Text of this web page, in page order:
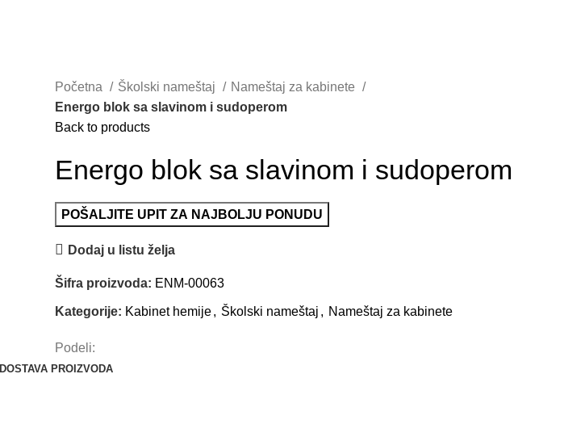
Početna Školski nameštaj
Nameštaj za kabinete
Energo blok sa slavinom i sudoperom
Back to products
Energo blok sa slavinom i sudoperom
POŠALJITE UPIT ZA NAJBOLJU PONUDU
Dodaj u listu želja
Šifra proizvoda: ENM-00063
Kategorije: Kabinet hemije, Školski nameštaj , Nameštaj za kabinete
Podeli:
DOSTAVA PROIZVODA